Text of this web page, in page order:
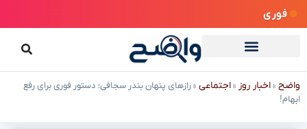
فوری
واضح »اخبار روز »اجتماعی »رازهای پنهان بندر سجافی؛ دستور فوری برای رفع
ابهام!